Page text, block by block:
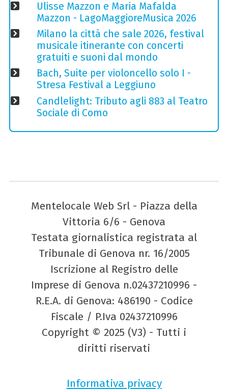
Ulisse Mazzon e Maria Mafalda
Mazzon - LagoMaggioreMusica 2026
Milano la città che sale 2026, festival
musicale itinerante con concerti
gratuiti e suoni dal mondo
Bach, Suite per violoncello solo I -
Stresa Festival a Leggiuno
Candlelight: Tributo agli 883 al Teatro
Sociale di Como
Mentelocale Web Srl - Piazza della
Vittoria 6/6 - Genova
Testata giornalistica registrata al
Tribunale di Genova nr. 16/2005
Iscrizione al Registro delle
Imprese di Genova n.02437210996 -
R.E.A. di Genova: 486190 - Codice
Fiscale / P.Iva 02437210996
Copyright © 2025 (V3) - Tutti i
diritti riservati
Informativa privacy